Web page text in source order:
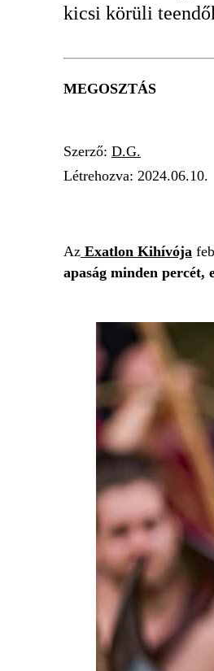
kicsi körüli
MEGOSZTÁS
Szerző: D.G.
Létrehozva: 2024.06.10.
Az Exatlon Kihívója
apaság minden